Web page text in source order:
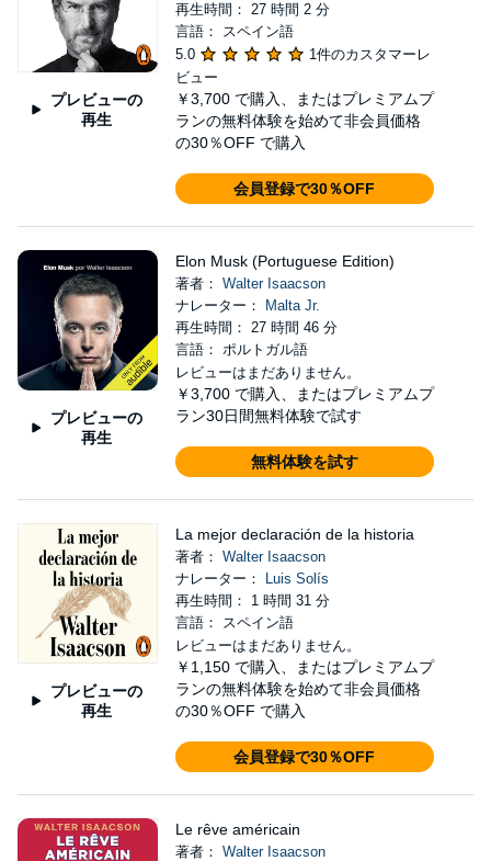
プレビューの
再生
再生時間： 27 時間 2 分
言語： スペイン語
5.0
1件のカスタマーレ
ビュー
￥3,700 で購入、またはプレミアムプ
ランの無料体験を始めて非会員価格
の30％OFF で購入
会員登録で30％OFF
プレビューの
再生
Elon Musk (Portuguese Edition)
著者： Walter Isaacson
ナレーター：
Malta Jr.
再生時間： 27 時間 46 分
言語： ポルトガル語
レビューはまだありません。
￥3,700 で購入、またはプレミアムプ
ラン30日間無料体験で試す
無料体験を試す
プレビューの
再生
La mejor declaración de la historia
著者： Walter Isaacson
ナレーター：
Luis Solís
再生時間： 1 時間 31 分
言語： スペイン語
レビューはまだありません。
￥1,150 で購入、またはプレミアムプ
ランの無料体験を始めて非会員価格
の30％OFF で購入
会員登録で30％OFF
Le rêve américain
著者： Walter Isaacson